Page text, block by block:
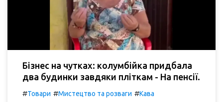
Бізнес на чутках: колумбійка придбала
два будинки завдяки пліткам - На пенсії.
#Товари #Мистецтво та розваги #Кава